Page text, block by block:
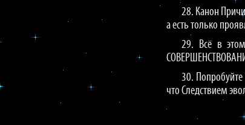
28. Канон
а есть только
29. Всё в
30.
что Следствием